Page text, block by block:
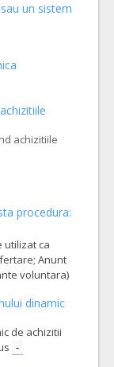
un sistem
achizitiile
procedura:
utilizat ca
Anunt
voluntara)
dinamic
de achizitii
-